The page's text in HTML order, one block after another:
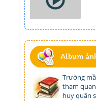
Album
Trường
tham
huy quân